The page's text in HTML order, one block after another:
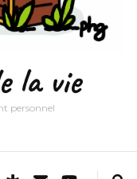
la vie
personnel